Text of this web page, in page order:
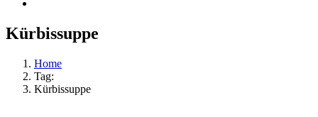
Kürbissuppe
Home
Tag:
Kürbissuppe